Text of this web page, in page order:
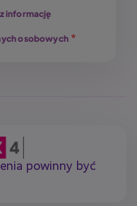
informację
osobowych
powinny być